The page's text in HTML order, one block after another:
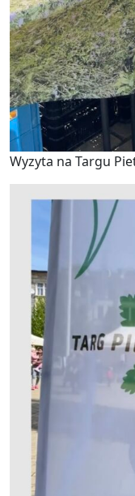
Wyzyta na Targu